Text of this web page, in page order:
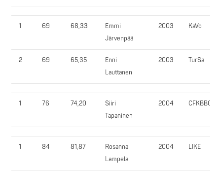
1 69 68,33
Emmi
Järvenpää
2003 KaVo
2 69 65,35
Enni
Lauttanen
2003 TurSa
1 76 74,20
Siiri
Tapaninen
2004 CFKBBC
1 84 81,87
Rosanna
Lampela
2004 LIKE